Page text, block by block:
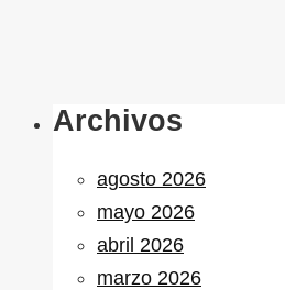
Archivos
agosto 2026
mayo 2026
abril 2026
marzo 2026